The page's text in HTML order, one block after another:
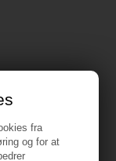
fra
og for at